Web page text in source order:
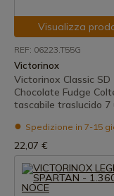
Visualizza
REF: 06223.T55G
Victorinox
Victorinox Classic SD
Chocolate Fudge
tascabile traslucido 7
Spedizione in 7-15
22,07 €